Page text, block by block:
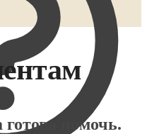
помочь.